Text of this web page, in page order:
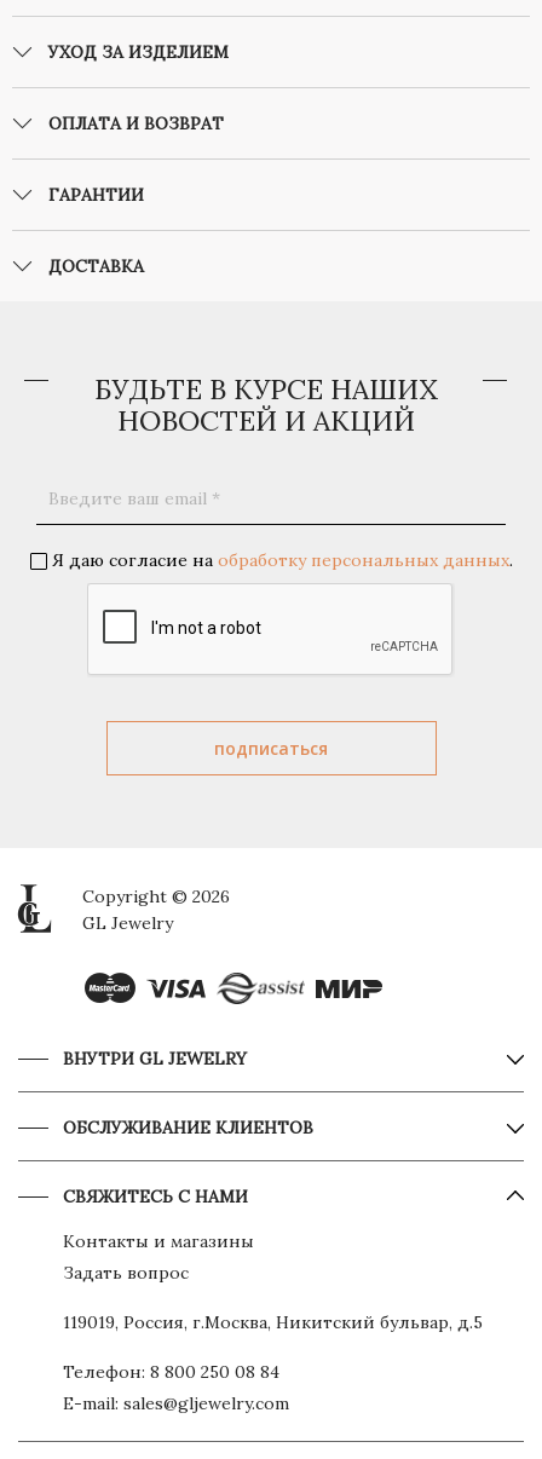
УХОД ЗА ИЗДЕЛИЕМ
ОПЛАТА И ВОЗВРАТ
ГАРАНТИИ
ДОСТАВКА
БУДЬТЕ В КУРСЕ НАШИХ
НОВОСТЕЙ И АКЦИЙ
Я даю согласие на обработку персональных данных.
Copyright © 2026
GL Jewelry
ВНУТРИ GL JEWELRY
ОБСЛУЖИВАНИЕ КЛИЕНТОВ
СВЯЖИТЕСЬ С НАМИ
Контакты и магазины
Задать вопрос
119019, Россия, г.Москва, Никитский бульвар, д.5
Телефон: 8 800 250 08 84
E-mail: sales@gljewelry.com